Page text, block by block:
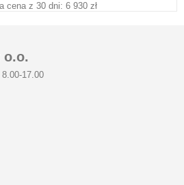
cena z 30 dni: 6 930 zł
o.o.
17.00